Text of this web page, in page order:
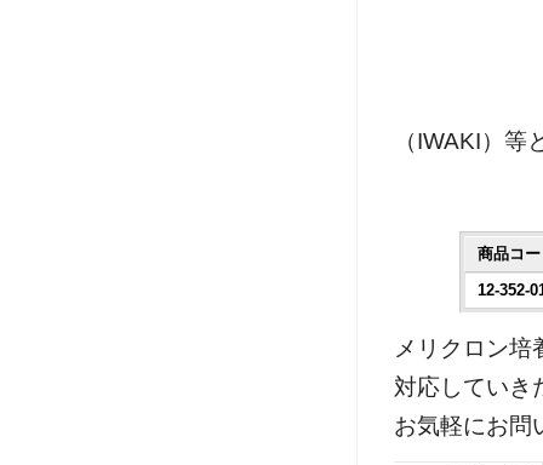
（IWAKI）
商品コ
12-352-
メリクロン
対応していき
お気軽にお問